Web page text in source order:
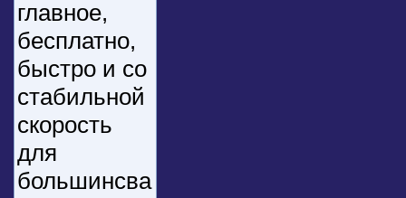
главное,
бесплатно,
быстро и со
стабильной
скорость
для
большинсва